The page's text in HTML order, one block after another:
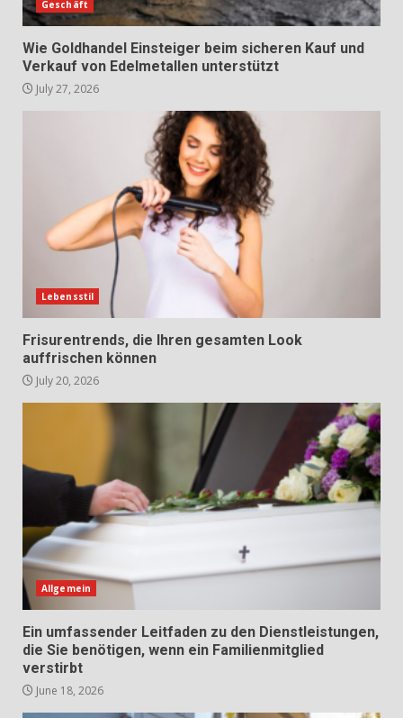
Geschäft
Wie Goldhandel Einsteiger beim sicheren Kauf und
Verkauf von Edelmetallen unterstützt
July 27, 2026
Lebensstil
Frisurentrends, die Ihren gesamten Look
auffrischen können
July 20, 2026
Allgemein
Ein umfassender Leitfaden zu den Dienstleistungen,
die Sie benötigen, wenn ein Familienmitglied
verstirbt
June 18, 2026